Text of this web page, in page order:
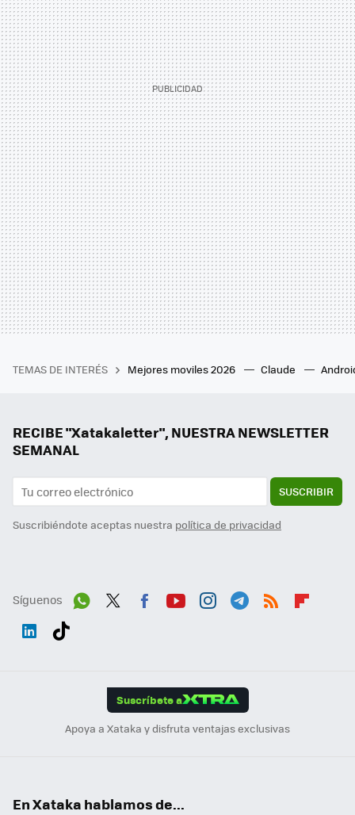
TEMAS DE INTERÉS Mejores moviles 2026 Claude
RECIBE "Xatakaletter", NUESTRA NEWSLETTER
SEMANAL
SUSCRIBIR
Suscribiéndote aceptas nuestra política de privacidad
Síguenos
Suscríbete a
Apoya a Xataka y disfruta ventajas exclusivas
En Xataka hablamos de...